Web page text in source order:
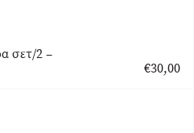
σετ/2 –
€30,00